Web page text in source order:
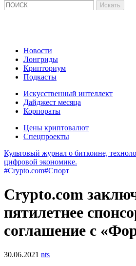
Новости
Лонгриды
Крипториум
Подкасты
Искусственный интеллект
Дайджест месяца
Корпораты
Цены криптовалют
Спецпроекты
Культовый журнал о биткоине,
цифровой экономике.
#Crypto.com#Спорт
Crypto.com
пятилетнее
соглашение с
30.06.2021 nts